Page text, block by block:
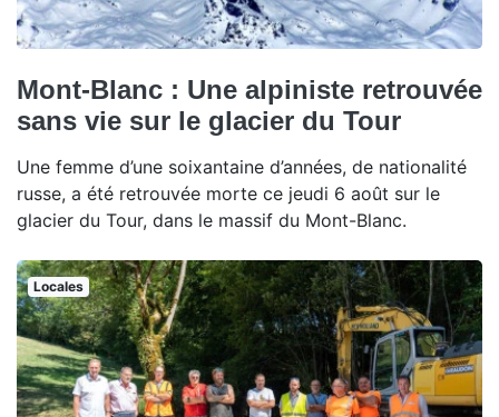
Mont-Blanc : Une alpiniste retrouvée
sans vie sur le glacier du Tour
Une femme d’une soixantaine d’années, de nationalité
russe, a été retrouvée morte ce jeudi 6 août sur le
glacier du Tour, dans le massif du Mont-Blanc.
Locales